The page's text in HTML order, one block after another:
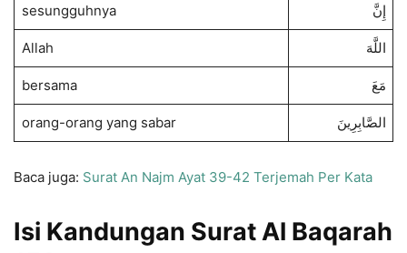
sesungguhnya إِنَّ
Allah اللَّهَ
bersama مَعَ
orang-orang yang sabar الصَّابِرِينَ
Baca juga: Surat An Najm Ayat 39-42 Terjemah Per Kata
Isi Kandungan Surat Al Baqarah